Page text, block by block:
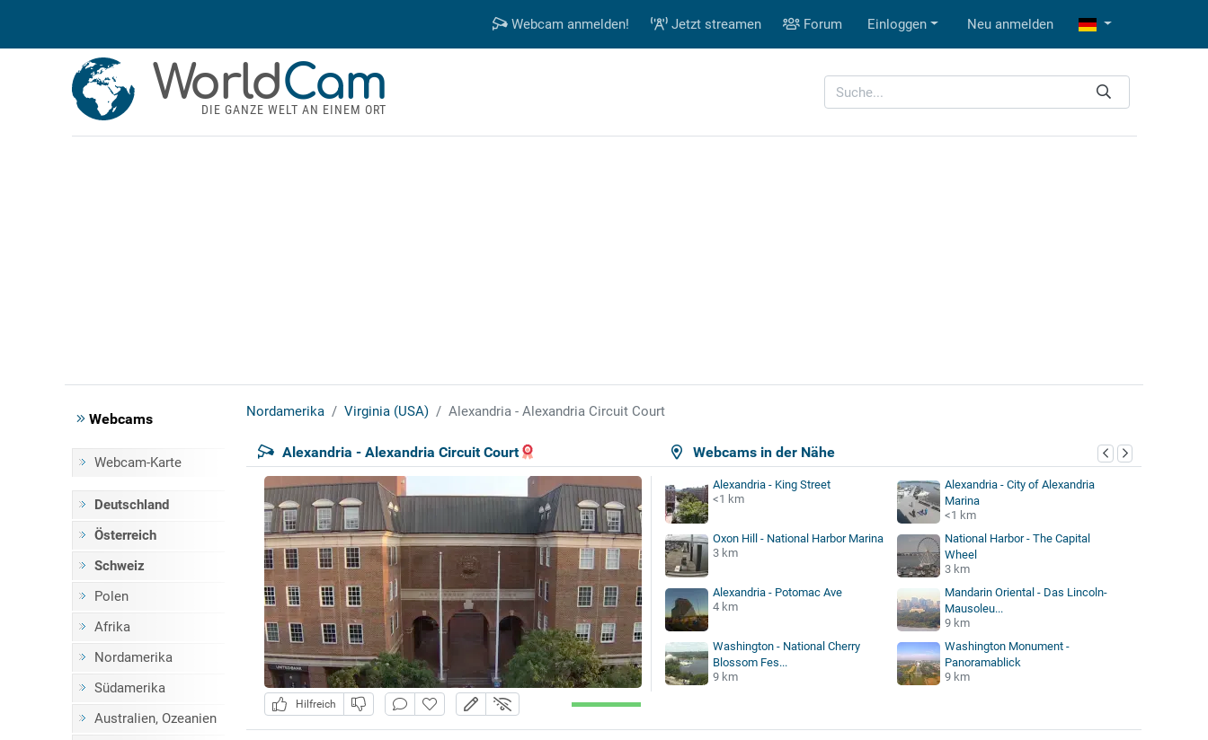
Webcam anmelden! Jetzt streamen Forum Einloggen Neu anmelden
WorldCam
DIE GANZE WELT AN EINEM ORT
Webcams
Webcam-Karte
Deutschland
Österreich
Schweiz
Polen
Afrika
Nordamerika
Südamerika
Australien, Ozeanien
Nordamerika Virginia (USA) Alexandria - Alexandria Circuit Court
Webcams in der Nähe
Alexandria - Alexandria Circuit Court
Hilfreich
Alexandria - King Street
<1 km
Alexandria - City of Alexandria
Marina
<1 km
Oxon Hill - National Harbor Marina
3 km
National Harbor - The Capital
Wheel
3 km
Alexandria - Potomac Ave
4 km
Mandarin Oriental - Das Lincoln-
Mausoleu...
9 km
Washington - National Cherry
Blossom Fes...
9 km
Washington Monument -
Panoramablick
9 km